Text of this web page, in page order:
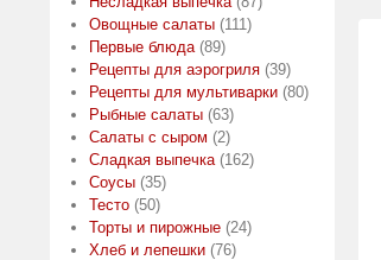
Овощные салаты (111)
Первые блюда(89)
Рецепты для аэрогриля (39)
Рецепты для мультиварки (80)
Рыбные салаты (63)
Салаты с сыром (2)
Сладкая выпечка(162)
Соусы (35)
Тесто (50)
Торты и пирожные (24)
Хлеб и лепешки (76)